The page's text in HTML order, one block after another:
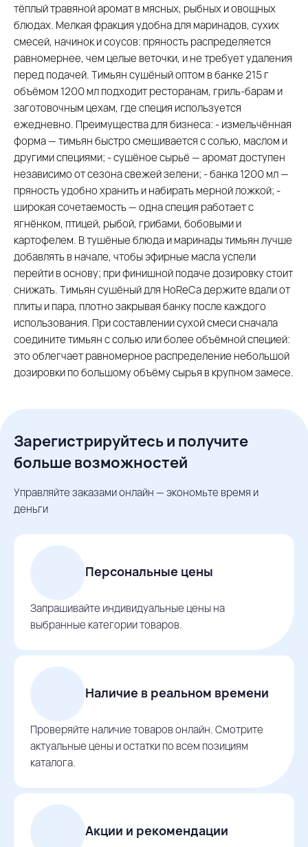
тёплый травяной аромат в мясных, рыбных и овощных
блюдах. Мелкая фракция удобна для маринадов, сухих
смесей, начинок и соусов: пряность распределяется
равномернее, чем целые веточки, и не требует удаления
перед подачей. Тимьян сушёный оптом в банке 215 г
объёмом 1200 мл подходит ресторанам, гриль-барам и
заготовочным цехам, где специя используется
ежедневно. Преимущества для бизнеса: - измельчённая
форма — тимьян быстро смешивается с солью, маслом и
другими специями; - сушёное сырьё — аромат доступен
независимо от сезона свежей зелени; - банка 1200 мл —
пряность удобно хранить и набирать мерной ложкой; -
широкая сочетаемость — одна специя работает с
ягнёнком, птицей, рыбой, грибами, бобовыми и
картофелем. В тушёные блюда и маринады тимьян лучше
добавлять в начале, чтобы эфирные масла успели
перейти в основу; при финишной подаче дозировку стоит
снижать. Тимьян сушёный для HoReCa держите вдали от
плиты и пара, плотно закрывая банку после каждого
использования. При составлении сухой смеси сначала
соедините тимьян с солью или более объёмной специей:
это облегчает равномерное распределение небольшой
дозировки по большому объёму сырья в крупном замесе.
Зарегистрируйтесь и получите
больше возможностей
Управляйте заказами онлайн — экономьте время и
деньги
Персональные цены
Запрашивайте индивидуальные цены на
выбранные категории товаров.
Наличие в реальном времени
Проверяйте наличие товаров онлайн. Смотрите
актуальные цены и остатки по всем позициям
каталога.
Акции и рекомендации